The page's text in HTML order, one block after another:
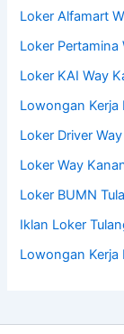
Loker Alfamart
Loker Pertamina
Loker KAI Way
Lowongan Kerja
Loker Driver
Loker Way
Loker BUMN
Iklan Loker
Lowongan Kerja